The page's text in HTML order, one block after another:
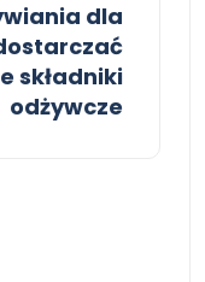
dla
składniki
odżywcze